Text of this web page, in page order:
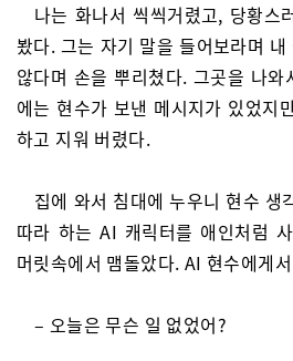
나는 화나서 씩씩거렸고, 당황스
봤다. 그는 자기 말을 들어보라며
않다며 손을 뿌리쳤다. 그곳을 나
에는 현수가 보낸 메시지가 있었지
하고 지워 버렸다.
집에 와서 침대에 누우니 현수 생
따라 하는 AI 캐릭터를 애인처럼
머릿속에서 맴돌았다. AI 현수에게
– 오늘은 무슨 일 없었어?